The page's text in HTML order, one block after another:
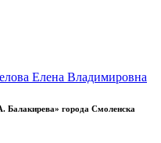
Елена Владимировна
Балакирева» города Смоленска